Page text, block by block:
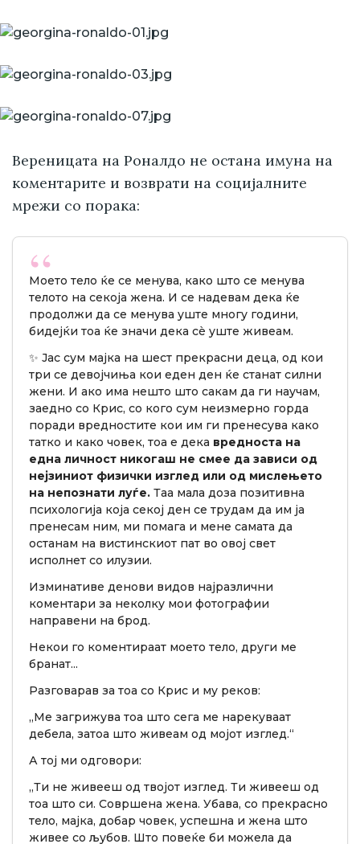
Вереницата на Роналдо не остана имуна на
коментарите и возврати на социјалните
мрежи со порака:
Моето тело ќе се менува, како што се менува
телото на секоја жена. И се надевам дека ќе
продолжи да се менува уште многу години,
бидејќи тоа ќе значи дека сè уште живеам.
✨ Јас сум мајка на шест прекрасни деца, од кои
три се девојчиња кои еден ден ќе станат силни
жени. И ако има нешто што сакам да ги научам,
заедно со Крис, со кого сум неизмерно горда
поради вредностите кои им ги пренесува како
татко и како човек, тоа е дека вредноста на
една личност никогаш не смее да зависи од
нејзиниот физички изглед или од мислењето
на непознати луѓе. Таа мала доза позитивна
психологија која секој ден се трудам да им ја
пренесам ним, ми помага и мене самата да
останам на вистинскиот пат во овој свет
исполнет со илузии.
Изминативе денови видов најразлични
коментари за неколку мои фотографии
направени на брод.
Некои го коментираат моето тело, други ме
бранат...
Разговарав за тоа со Крис и му реков:
„Ме загрижува тоа што сега ме нарекуваат
дебела, затоа што живеам од мојот изглед.“
А тој ми одговори:
„Ти не живееш од твојот изглед. Ти живееш од
тоа што си. Совршена жена. Убава, со прекрасно
тело, мајка, добар човек, успешна и жена што
живее со љубов. Што повеќе би можела да